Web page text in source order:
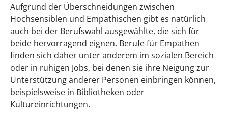
Aufgrund der Überschneidungen zwischen
Hochsensiblen und Empathischen gibt es natürlich
auch bei der Berufswahl ausgewählte, die sich für
beide hervorragend eignen. Berufe für Empathen
finden sich daher unter anderem im sozialen Bereich
oder in ruhigen Jobs, bei denen sie ihre Neigung zur
Unterstützung anderer Personen einbringen können,
beispielsweise in Bibliotheken oder
Kultureinrichtungen.